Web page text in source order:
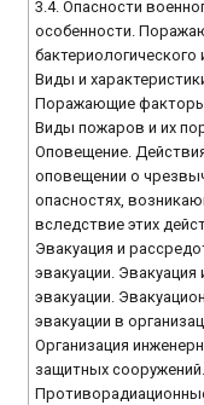
3.4. Опасности
особенности.
Виды и
Поражающие факторы
Виды пожаров и их
Оповещение.
оповещении о
опасностях,
вследствие этих
Эвакуация и
эвакуации.
эвакуации.
эвакуации в
Организация
защитных